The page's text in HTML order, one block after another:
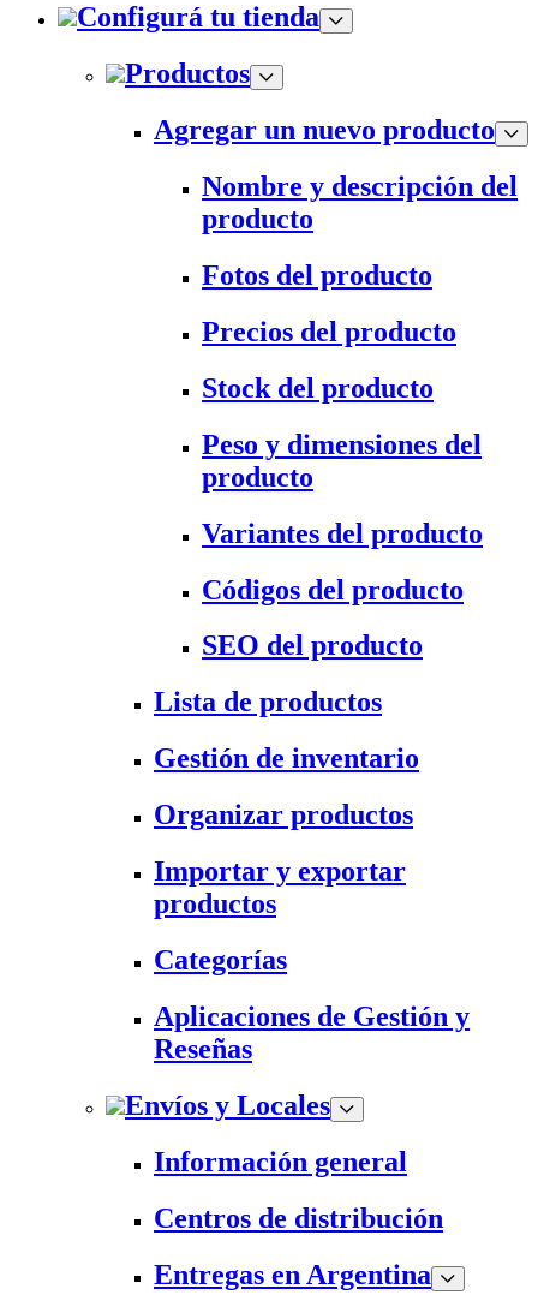
Configurá tu tienda
Productos
Agregar un nuevo producto
Nombre y descripción del
producto
Fotos del producto
Precios del producto
Stock del producto
Peso y dimensiones del
producto
Variantes del producto
Códigos del producto
SEO del producto
Lista de productos
Gestión de inventario
Organizar productos
Importar y exportar
productos
Categorías
Aplicaciones de Gestión y
Reseñas
Envíos y Locales
Información general
Centros de distribución
Entregas en Argentina